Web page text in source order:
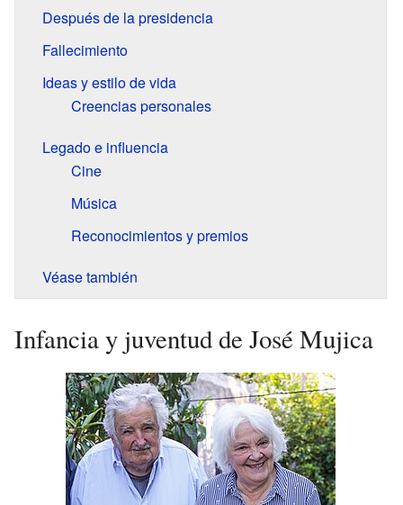
Después de la presidencia
Fallecimiento
Ideas y estilo de vida
Creencias personales
Legado e influencia
Cine
Música
Reconocimientos y premios
Véase también
Infancia y juventud de José Mujica